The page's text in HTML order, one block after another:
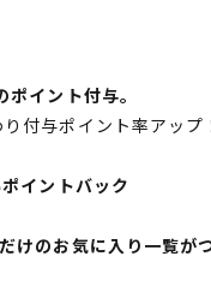
イント付与。
付与ポイント率アップ
イントバック
けのお気に入り一覧が